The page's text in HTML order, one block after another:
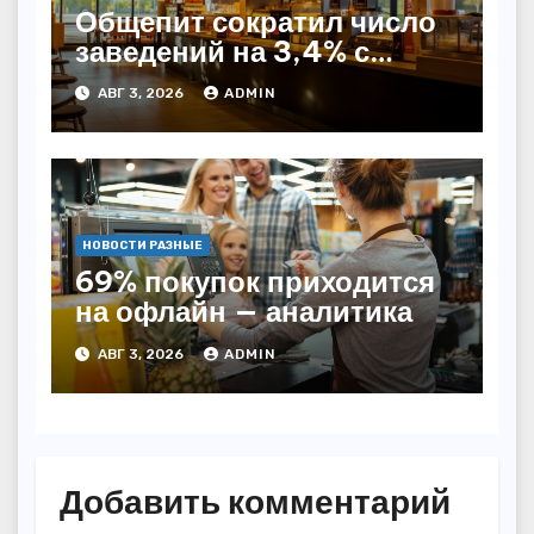
Общепит сократил число
заведений на 3,4% с
начала года — INFOLine
АВГ 3, 2026 ADMIN
НОВОСТИ РАЗНЫЕ
69% покупок приходится
на офлайн — аналитика
АВГ 3, 2026 ADMIN
Добавить комментарий